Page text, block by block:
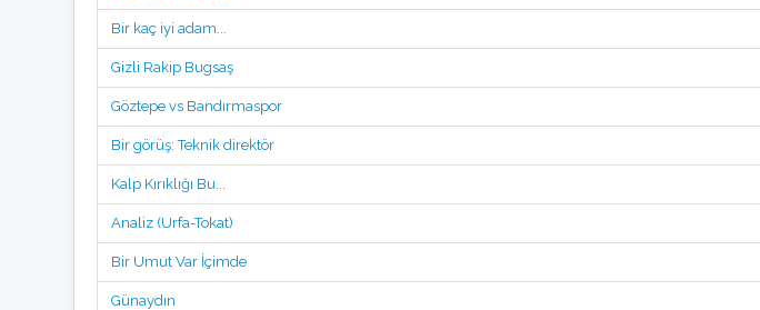
Bir kaç iyi adam...
Gizli Rakip Bugsaş
Göztepe vs Bandırmaspor
Bir görüş: Teknik direktör
Kalp Kırıklığı Bu...
Analiz (Urfa-Tokat)
Bir Umut Var İçimde
Günaydın